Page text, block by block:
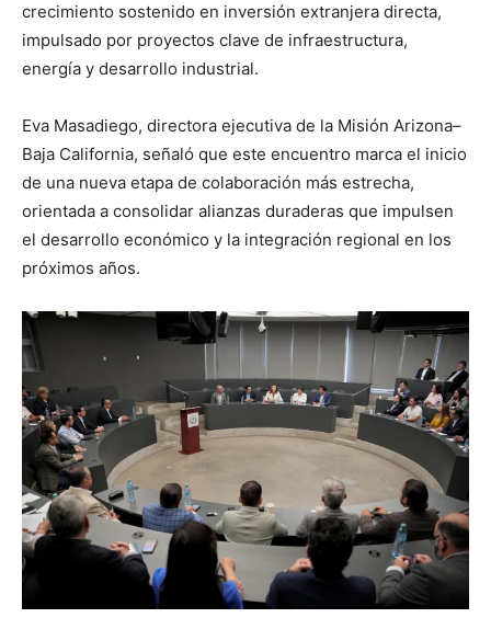
crecimiento sostenido en inversión extranjera directa,
impulsado por proyectos clave de infraestructura,
energía y desarrollo industrial.
Eva Masadiego, directora ejecutiva de la Misión Arizona–
Baja California, señaló que este encuentro marca el inicio
de una nueva etapa de colaboración más estrecha,
orientada a consolidar alianzas duraderas que impulsen
el desarrollo económico y la integración regional en los
próximos años.